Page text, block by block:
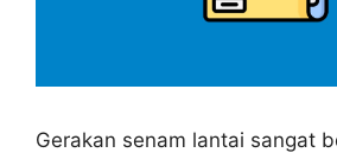
Gerakan senam lantai sangat